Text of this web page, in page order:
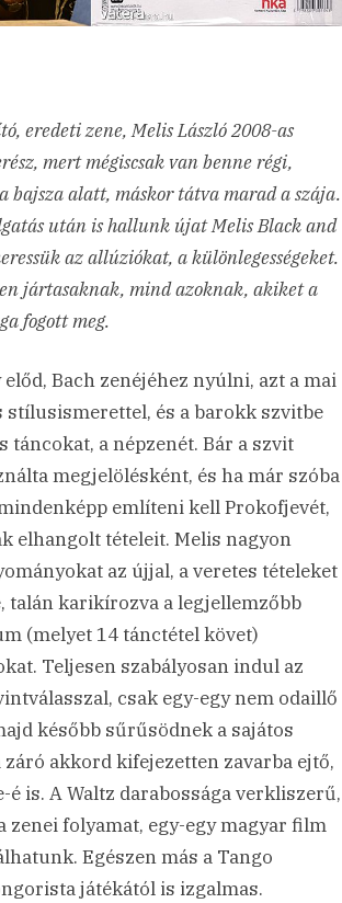
eredeti zene, Melis László 2008-as
mert mégiscsak van benne régi,
bajsza alatt, máskor tátva marad a szája.
után is hallunk újat Melis Black and
az allúziókat, a különlegességeket.
jártasaknak, mind azoknak, akiket a
fogott meg.
Bach zenéjéhez nyúlni, azt a mai
és a barokk szvitbe
a népzenét. Bár a szvit
megjelölésként, és ha már szóba
említeni kell Prokofjevét,
elhangolt tételeit. Melis nagyon
az újjal, a veretes tételeket
talán karikírozva a legjellemzőbb
(melyet 14 tánctétel követ)
Teljesen szabályosan indul az
csak egy-egy nem odaillő
később sűrűsödnek a sajátos
akkord kifejezetten zavarba ejtő,
is. A Waltz darabossága verkliszerű,
zenei folyamat, egy-egy magyar film
Egészen más a Tango
játékától is izgalmas.